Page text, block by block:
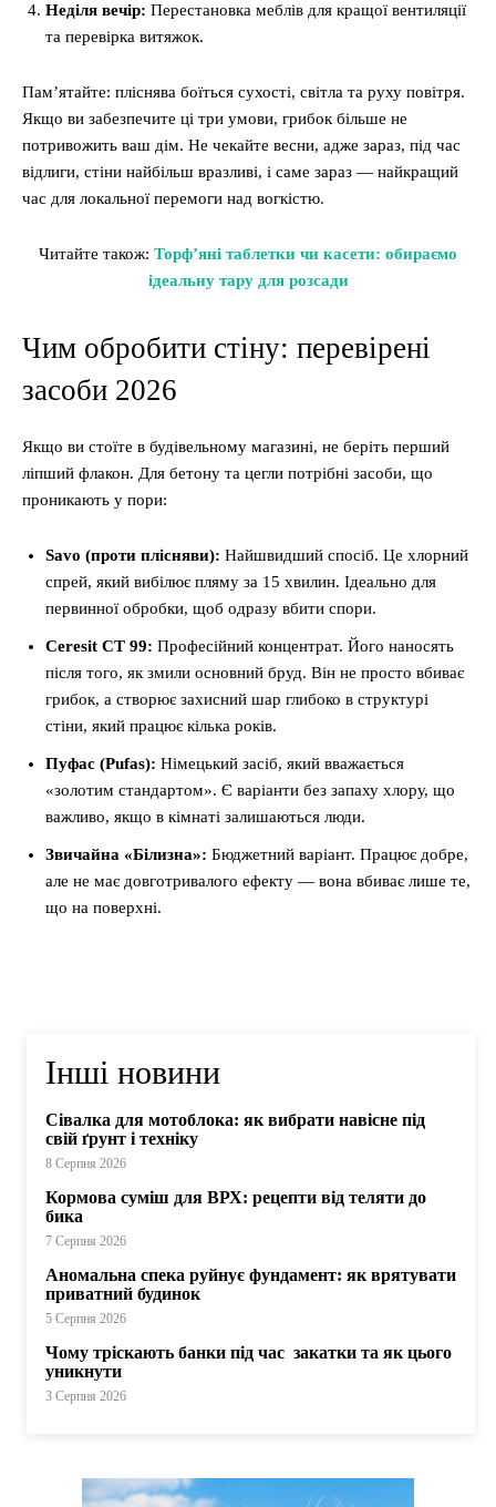
Неділя вечір: Перестановка меблів для кращої вентиляції
та перевірка витяжок.
Пам’ятайте: пліснява боїться сухості, світла та руху повітря.
Якщо ви забезпечите ці три умови, грибок більше не
потривожить ваш дім. Не чекайте весни, адже зараз, під час
відлиги, стіни найбільш вразливі, і саме зараз — найкращий
час для локальної перемоги над вогкістю.
Читайте також: Торф’яні таблетки чи касети: обираємо
ідеальну тару для розсади
Чим обробити стіну: перевірені
засоби 2026
Якщо ви стоїте в будівельному магазині, не беріть перший
ліпший флакон. Для бетону та цегли потрібні засоби, що
проникають у пори:
Savo (проти плісняви): Найшвидший спосіб. Це хлорний
спрей, який вибілює пляму за 15 хвилин. Ідеально для
первинної обробки, щоб одразу вбити спори.
Ceresit CT 99: Професійний концентрат. Його наносять
після того, як змили основний бруд. Він не просто вбиває
грибок, а створює захисний шар глибоко в структурі
стіни, який працює кілька років.
Пуфас (Pufas): Німецький засіб, який вважається
«золотим стандартом». Є варіанти без запаху хлору, що
важливо, якщо в кімнаті залишаються люди.
Звичайна «Білизна»: Бюджетний варіант. Працює добре,
але не має довготривалого ефекту — вона вбиває лише те,
що на поверхні.
Інші новини
Сівалка для мотоблока: як вибрати навісне під
свій ґрунт і техніку
8 Серпня 2026
Кормова суміш для ВРХ: рецепти від теляти до
бика
7 Серпня 2026
Аномальна спека руйнує фундамент: як врятувати
приватний будинок
5 Серпня 2026
Чому тріскають банки під час закатки та як цього
уникнути
3 Серпня 2026